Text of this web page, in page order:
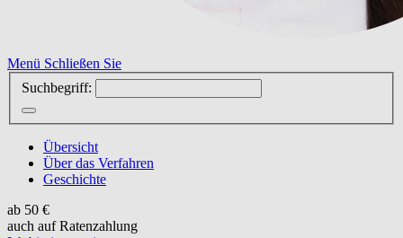
Menü Schließen Sie
Suchbegriff:
Übersicht
Über das Verfahren
Geschichte
ab 50 €
auch auf Ratenzahlung